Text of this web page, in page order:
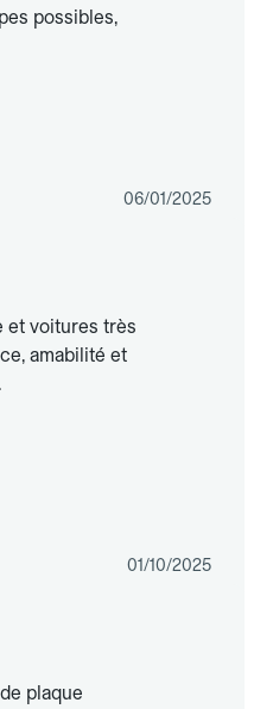
possibles,
06/01/2025
et voitures très
amabilité et
01/10/2025
plaque